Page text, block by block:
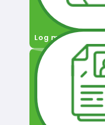
Log masuk